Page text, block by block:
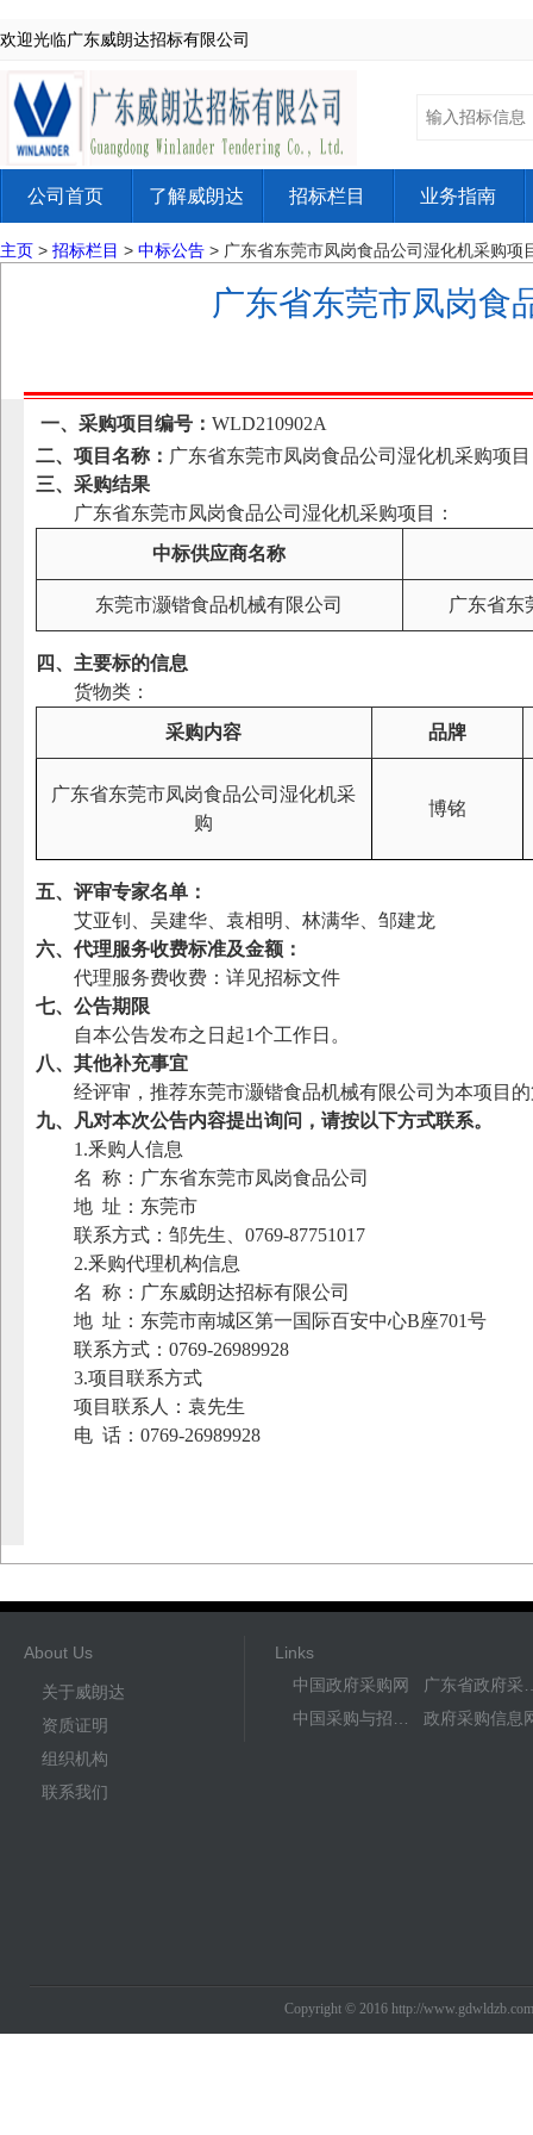
欢迎光临广东威朗达招标有限公司
公司首页 了解威朗达 招标栏目 业务指南
主页 > 招标栏目 > 中标公告 > 广东省东莞市凤岗食品公司湿化机采购项
广东省东莞市凤岗食
一、采购项目编号： WLD210902A
二、项目名称： 广东省东莞市凤岗食品公司湿化机采购项目
三、采购结果
广东省东莞市凤岗食品公司湿化机采购项目：
中标供应商名称
东莞市灏锴食品机械有限公司 广东省东
四、主要标的信息
货物类：
采购内容
品牌
广东省东莞市凤岗食品公司湿化机采
购
博铭
五、评审专家名单：
艾亚钊、吴建华、袁相明、林满华、邹建龙
六、代理服务收费标准及金额：
代理服务费收费：详见招标文件
七、公告期限
自本公告发布之日起1个工作日。
八、其他补充事宜
经评审，推荐东莞市灏锴食品机械有限公司 为本项目
九、凡对本次公告内容提出询问，请按以下方式联系。
1.釆购人信息
名 称：广东省东莞市凤岗食品公司
地 址：东莞市
联系方式：邹先生、0769-87751017
2.釆购代理机构信息
名 称：广东威朗达招标有限公司
地 址：东莞市南城区第一国际百安中心B座701号
联系方式：0769-26989928
3.项目联系方式
项目联系人：袁先生
电 话：0769-26989928
About Us
关于威朗达
资质证明
组织机构
联系我们
Links
中国政府采购网
政府采购信息
Copyright © 2016 http://